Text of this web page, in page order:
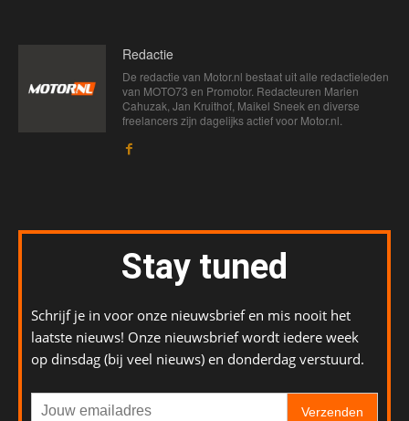
Redactie
De redactie van Motor.nl bestaat uit alle redactieleden
van MOTO73 en Promotor. Redacteuren Marien
Cahuzak, Jan Kruithof, Maikel Sneek en diverse
freelancers zijn dagelijks actief voor Motor.nl.
Stay tuned
Schrijf je in voor onze nieuwsbrief en mis nooit het
laatste nieuws! Onze nieuwsbrief wordt iedere week
op dinsdag (bij veel nieuws) en donderdag verstuurd.
Verzenden